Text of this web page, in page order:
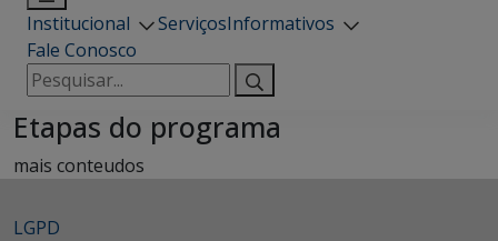
Institucional ServiçosInformativos
Fale Conosco
Pesquisar
por:
Etapas do programa
mais conteudos
LGPD